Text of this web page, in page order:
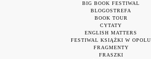
BIG BOOK FESTIWAL
BLOGOSTREFA
BOOK TOUR
CYTATY
ENGLISH MATTERS
FESTIWAL KSIĄŻKI W OPOLU
FRAGMENTY
FRASZKI